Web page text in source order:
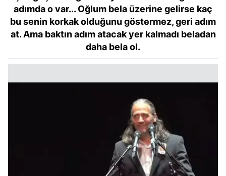
adımda o var... Oğlum bela üzerine gelirse kaç
bu senin korkak olduğunu göstermez, geri adım
at. Ama baktın adım atacak yer kalmadı beladan
daha bela ol.